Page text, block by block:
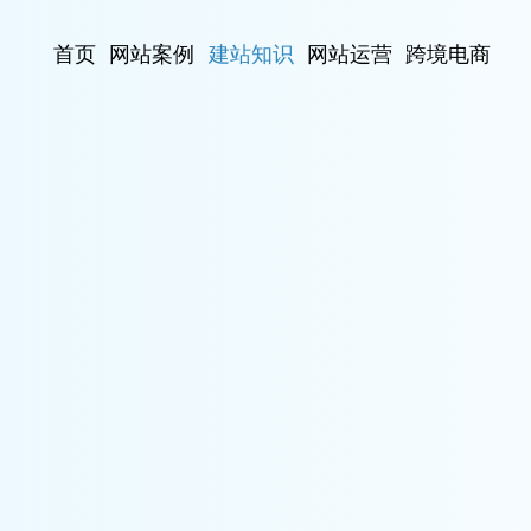
首页 网站案例 建站知识 网站运营 跨境电商